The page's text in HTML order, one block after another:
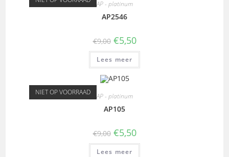
AP - platinum
AP2546
€9,00 €5,50
Lees meer
NIET OP VOORRAAD AP - platinum
AP105
€9,00 €5,50
Lees meer